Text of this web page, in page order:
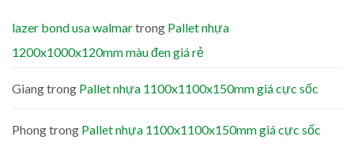
lazer bond usa walmartrong Pallet nhựa
1200x1000x120mm màu đen giá rẻ
Giangtrong Pallet nhựa 1100x1100x150mm giá cực sốc
Phongtrong Pallet nhựa 1100x1100x150mm giá cực sốc